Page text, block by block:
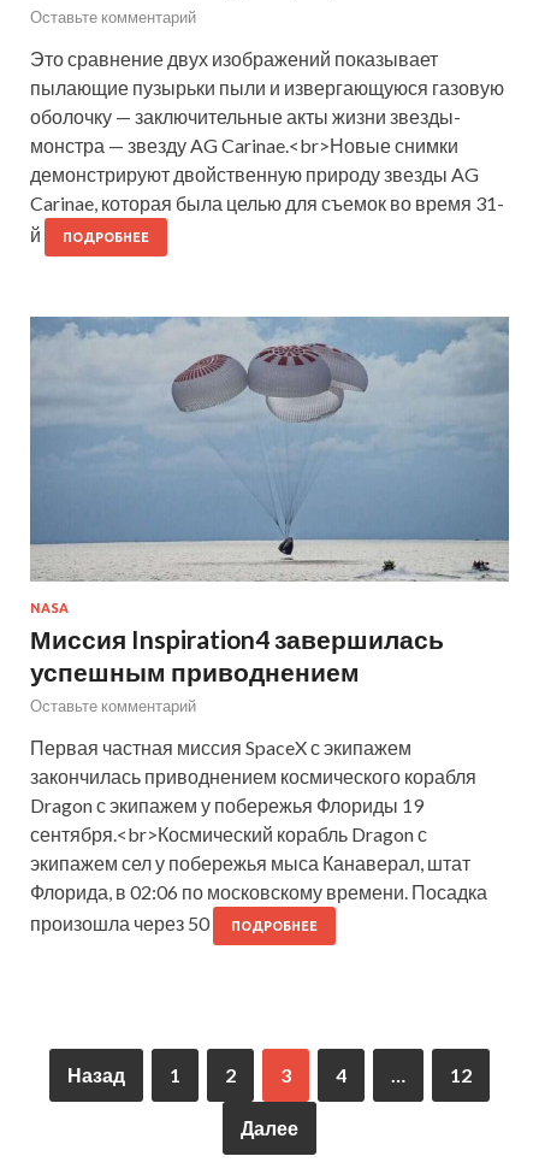
Оставьте комментарий
Это сравнение двух изображений показывает
пылающие пузырьки пыли и извергающуюся газовую
оболочку — заключительные акты жизни звезды-
монстра — звезду AG Carinae.<br>Новые снимки
демонстрируют двойственную природу звезды AG
Carinae, которая была целью для съемок во время 31-
й
ПОДРОБНЕЕ
NASA
Миссия Inspiration4 завершилась
успешным приводнением
Оставьте комментарий
Первая частная миссия SpaceX с экипажем
закончилась приводнением космического корабля
Dragon с экипажем у побережья Флориды 19
сентября.<br>Космический корабль Dragon с
экипажем сел у побережья мыса Канаверал, штат
Флорида, в 02:06 по московскому времени. Посадка
произошла через 50
ПОДРОБНЕЕ
Назад 1 2 3 4 … 12
Далее